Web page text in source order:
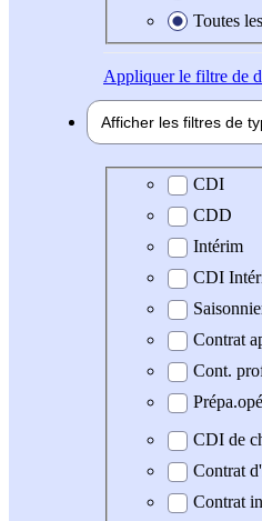
Toutes
Appliquerle filtre de
Afficher les filtres de
Type de contrat
CDI
CDD
Intérim
CDI
Contrat
Cont.
CDI de
Contrat
Contrat